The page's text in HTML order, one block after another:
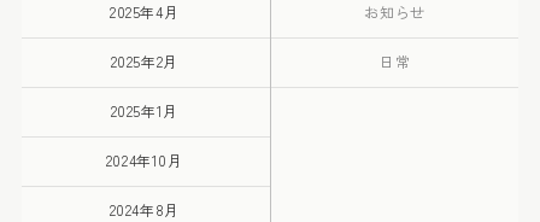
2025年4月
2025年2月
2025年1月
2024年10月
2024年8月
お知らせ
日常